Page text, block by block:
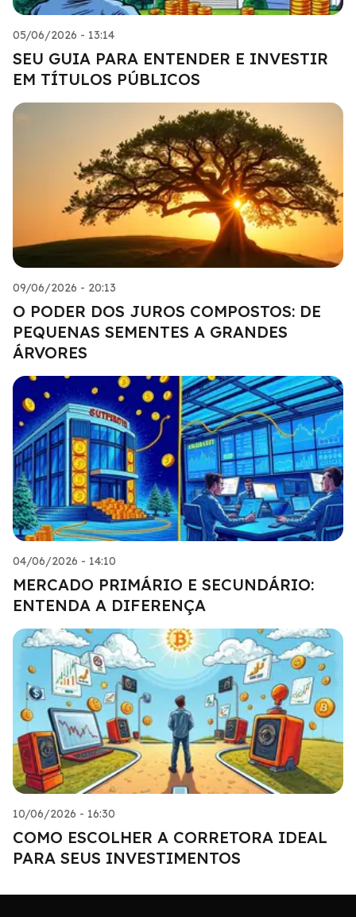
05/06/2026 - 13:14
SEU GUIA PARA ENTENDER E INVESTIR
EM TÍTULOS PÚBLICOS
09/06/2026 - 20:13
O PODER DOS JUROS COMPOSTOS: DE
PEQUENAS SEMENTES A GRANDES
ÁRVORES
04/06/2026 - 14:10
MERCADO PRIMÁRIO E SECUNDÁRIO:
ENTENDA A DIFERENÇA
10/06/2026 - 16:30
COMO ESCOLHER A CORRETORA IDEAL
PARA SEUS INVESTIMENTOS